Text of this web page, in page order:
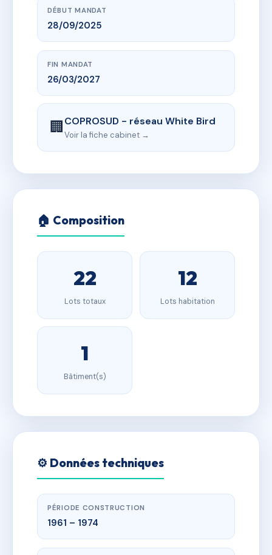
DÉBUT MANDAT
28/09/2025
FIN MANDAT
26/03/2027
🏢COPROSUD - réseau White Bird
Voir la fiche cabinet →
🏠 Composition
22
Lots totaux
12
Lots habitation
1
Bâtiment(s)
⚙️ Données techniques
PÉRIODE CONSTRUCTION
1961 – 1974